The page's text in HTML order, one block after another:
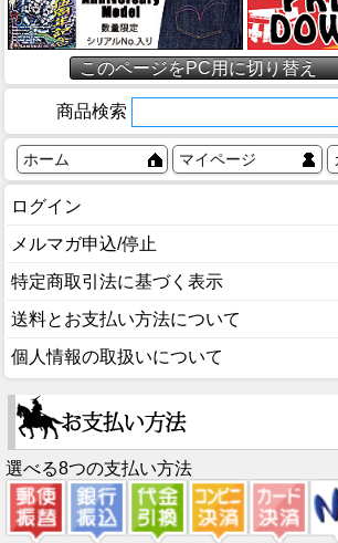
このページをPC用に切り替え
商品検索
ホーム マイページ
ログイン
メルマガ申込/停止
特定商取引法に基づく表示
送料とお支払い方法について
個人情報の取扱いについて
選べる8つの支払い方法